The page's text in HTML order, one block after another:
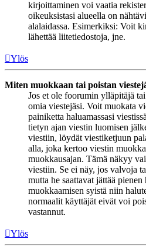
kirjoittaminen voi vaatia
oikeuksistasi alueella on
alalaidassa. Esimerkiksi: Voit
lähettää liitetiedostoja, jne.
Ylös
Miten muokkaan tai poistan
Jos et ole foorumin ylläpitäjä
omia viestejäsi. Voit muokata
painiketta haluamassasi
tietyn ajan viestin luomisen
viestiin, löydät viestiketjuun
alla, joka kertoo viestin
muokkausajan. Tämä näkyy
viestiin. Se ei näy, jos valvoja
mutta he saattavat jättää
muokkaamisen syistä niin
normaalit käyttäjät eivät voi
vastannut.
Ylös